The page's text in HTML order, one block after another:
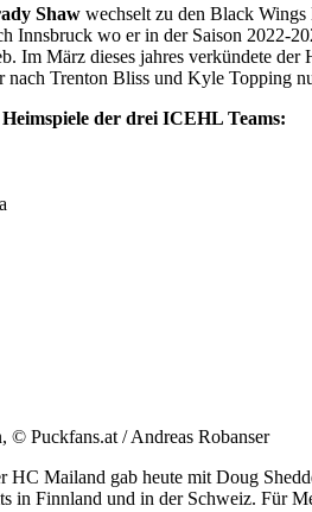
Shaw wechselt zu den Black
Innsbruck wo er in der Saison 2022-
Im März dieses jahres verkündete
Trenton Bliss und Kyle Topping
der drei ICEHL Teams:
© Puckfans.at / Andreas Robanser
HC Mailand gab heute mit Doug
in Finnland und in der Schweiz. Für